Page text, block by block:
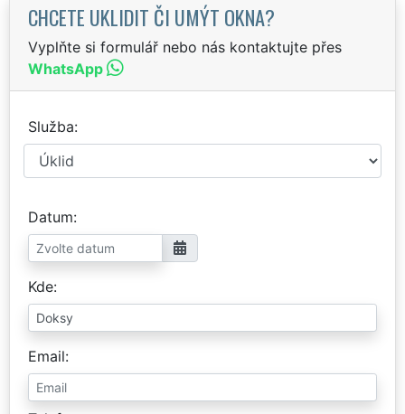
CHCETE UKLIDIT ČI UMÝT OKNA?
Vyplňte si formulář nebo nás kontaktujte přes
WhatsApp
Služba
Datum
Kde
Email